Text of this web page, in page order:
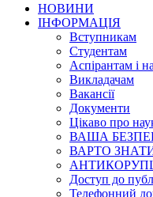
НОВИНИ
ІНФОРМАЦІЯ
Вступникам
Студентам
Аспірантам і
Викладачам
Вакансії
Документи
Цікаво про
ВАША
ВАРТО
Доступ до
Телефонний